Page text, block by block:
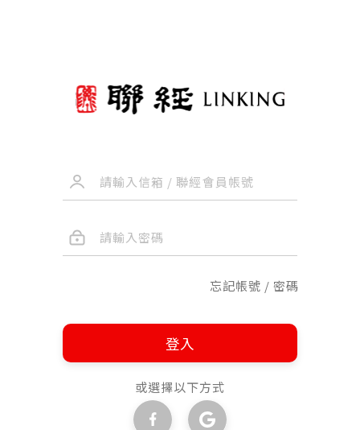
忘記帳號 / 密碼
登入
或選擇以下方式